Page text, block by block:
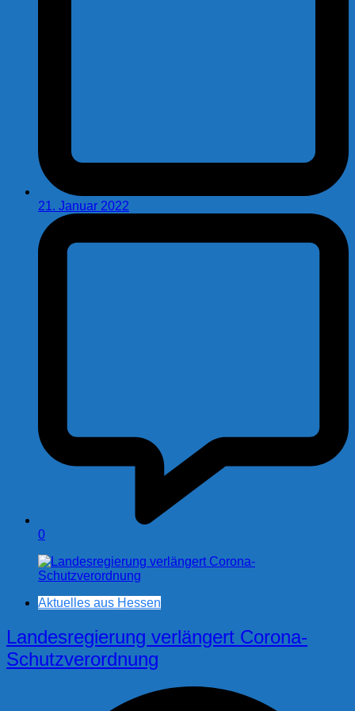
21. Januar 2022
0
Aktuelles aus Hessen
Landesregierung verlängert Corona-
Schutzverordnung